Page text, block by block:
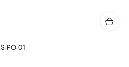
PO-01